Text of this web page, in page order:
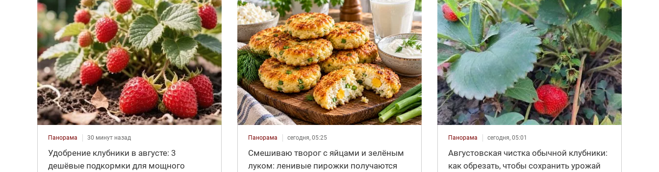
Панорама 30 минут назад
Удобрение клубники в августе: 3
дешёвые подкормки для мощного
Панорама сегодня, 05:25
Смешиваю творог с яйцами и зелёным
луком: ленивые пирожки получаются
Панорама сегодня, 05:01
Августовская чистка обычной клубники:
как обрезать, чтобы сохранить урожай